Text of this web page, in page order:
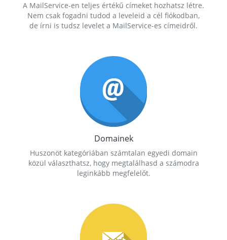
A MailService-en teljes értékű címeket hozhatsz létre.
Nem csak fogadni tudod a leveleid a cél fiókodban,
de írni is tudsz levelet a MailService-es címeidről.
Domainek
Huszonöt kategóriában számtalan egyedi domain
közül választhatsz, hogy megtalálhasd a számodra
leginkább megfelelőt.